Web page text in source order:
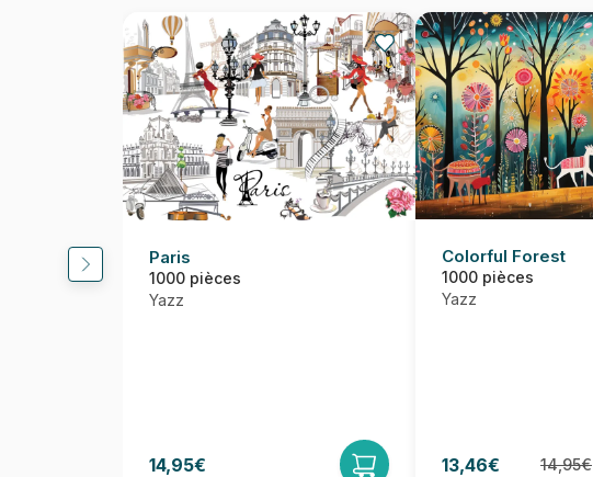
Paris
1000 pièces
Yazz
14,95€
Colorful Forest
1000 pièces
Yazz
13,46€ 14,95€